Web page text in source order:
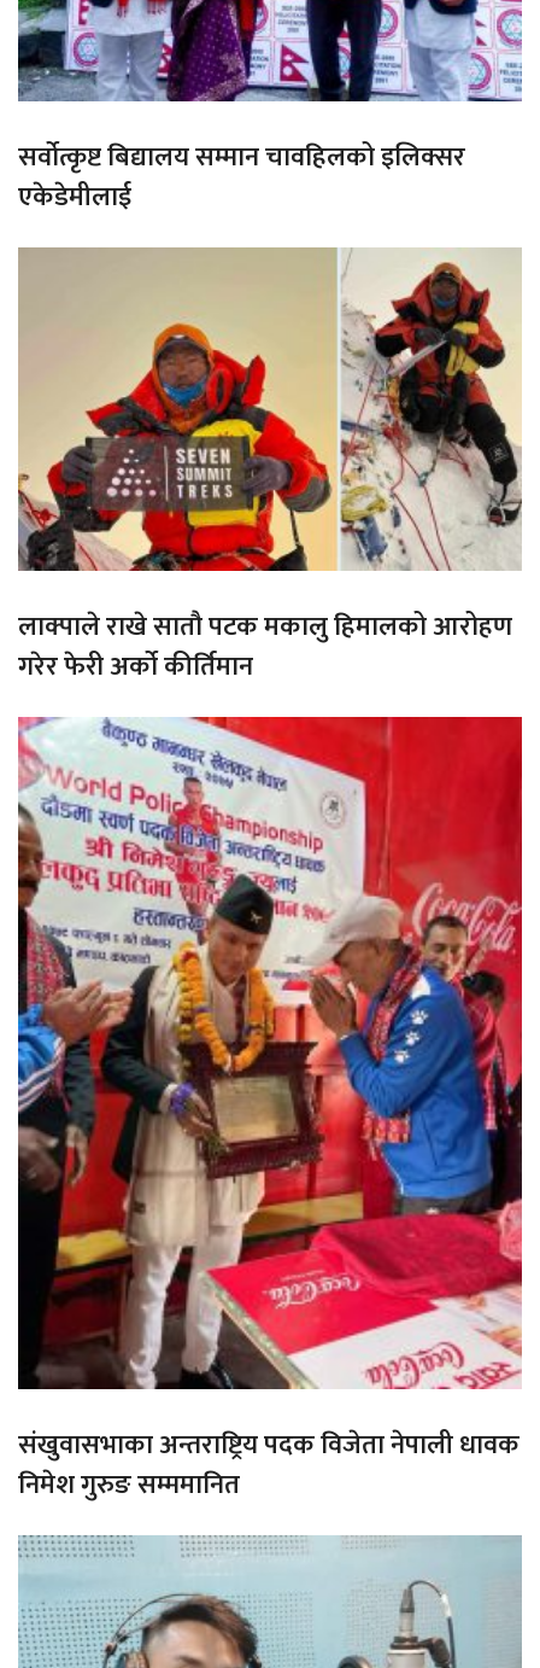
सर्वोत्कृष्ट बिद्यालय सम्मान चावहिलको इलिक्सर
एकेडेमीलाई
लाक्पाले राखे सातौ पटक मकालु हिमालको आरोहण
गरेर फेरी अर्को कीर्तिमान
संखुवासभाका अन्तराष्ट्रिय पदक विजेता नेपाली धावक
निमेश गुरुङ सम्ममानित